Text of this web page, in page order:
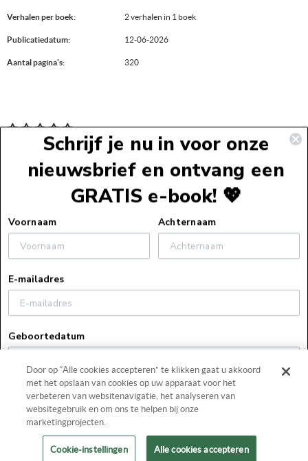
Verhalen per boek: 2 verhalen in 1 boek
Publicatiedatum: 12-06-2026
Aantal pagina's: 320
Bestelinformatie
Algemene voorwaarden
Veelgestelde vragen
Actievoorwaarden
Uitleg bij e-books
Privacyverklaring
Blog
Zakelijk
Pers
Boekhandels
Contact
0348 - 47 80 19
lezersservice@harlequin.nl
Door op “Alle cookies accepteren” te klikken gaat u akkoord
met het opslaan van cookies op uw apparaat voor het
verbeteren van websitenavigatie, het analyseren van
websitegebruik en om ons te helpen bij onze
marketingprojecten.
Cookie-instellingen Alle cookies accepteren
Schrijf je nu in voor onze
nieuwsbrief en ontvang een
GRATIS e-book! 💖
Voornaam Achternaam
E-mailadres
Geboortedatum
Door hier te klikken verklaar ik op de hoogte te zijn van
het privacybeleid van Harlequin.
voor de laatste versie van ons privacybeleid.